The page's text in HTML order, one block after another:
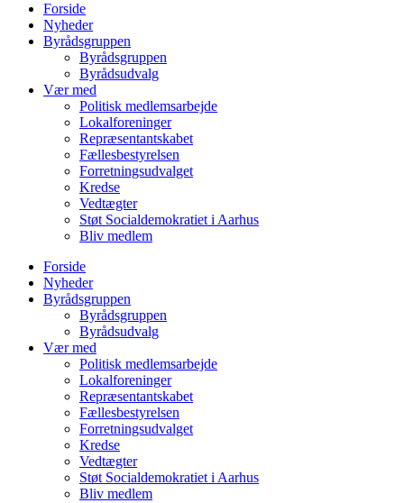
Forside
Nyheder
Byrådsgruppen
Byrådsgruppen
Byrådsudvalg
Vær med
Politisk medlemsarbejde
Lokalforeninger
Repræsentantskabet
Fællesbestyrelsen
Forretningsudvalget
Kredse
Vedtægter
Støt Socialdemokratiet i Aarhus
Bliv medlem
Forside
Nyheder
Byrådsgruppen
Byrådsgruppen
Byrådsudvalg
Vær med
Politisk medlemsarbejde
Lokalforeninger
Repræsentantskabet
Fællesbestyrelsen
Forretningsudvalget
Kredse
Vedtægter
Støt Socialdemokratiet i Aarhus
Bliv medlem